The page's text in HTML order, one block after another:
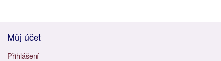
Můj účet
Přihlášení